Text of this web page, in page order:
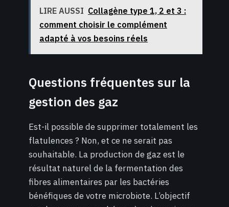
LIRE AUSSI Collagène type 1, 2 et 3 :
comment choisir le complément
adapté à vos besoins réels
Questions fréquentes sur la
gestion des gaz
Est-il possible de supprimer totalement les
flatulences ? Non, et ce ne serait pas
souhaitable. La production de gaz est le
résultat naturel de la fermentation des
fibres alimentaires par les bactéries
bénéfiques de votre microbiote. L’objectif